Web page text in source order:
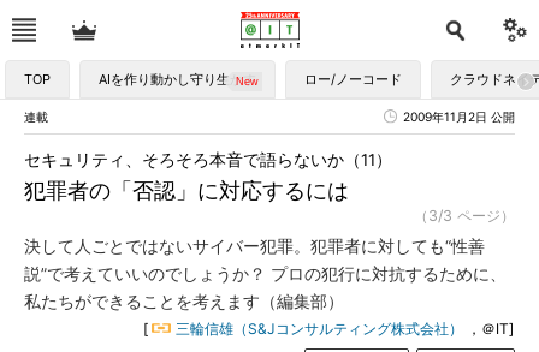
TOP AIを作り動かし守り生かす ロー/ノーコード クラウドネイ
連載 2009年11月2日 公開
犯罪者の「否認」に対応するには
セキュリティ、そろそろ本音で語らないか（11）
（3/3 ページ）
決して人ごとではないサイバー犯罪。犯罪者に対しても“性善
説”で考えていいのでしょうか？ プロの犯行に対抗するために、
私たちができることを考えます（編集部）
[ 三輪信雄（S&Jコンサルティング株式会社）
，＠IT]